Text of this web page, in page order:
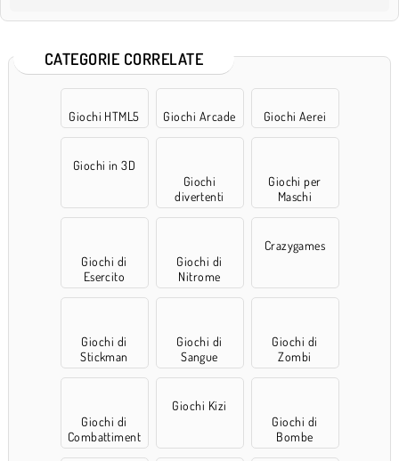
CATEGORIE CORRELATE
Giochi HTML5 Giochi Arcade Giochi Aerei
Giochi in 3D
Giochi
divertenti
Giochi per
Maschi
Giochi di
Esercito
Giochi di
Nitrome
Crazygames
Giochi di
Stickman
Giochi di
Sangue
Giochi di
Zombi
Giochi di
Combattiment
o
Giochi Kizi
Giochi di
Bombe